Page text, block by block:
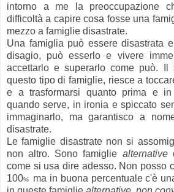
intorno a me la preoccupazione
difficoltà a capire cosa fosse una
mezzo a famiglie disastrate.
Una famiglia può essere disastrata
disagio, può esserlo e vivere
accettarlo e superarlo come può. Il
questo tipo di famiglie, riesce a
e a trasformarsi quanto prima e in
quando serve, in ironia e spiccato
immaginarlo, ma garantisco a
disastrate.
Le famiglie disastrate non si
non altro. Sono famiglie alternative
come si usa dire adesso. Non posso
100% ma in buona percentuale c'è